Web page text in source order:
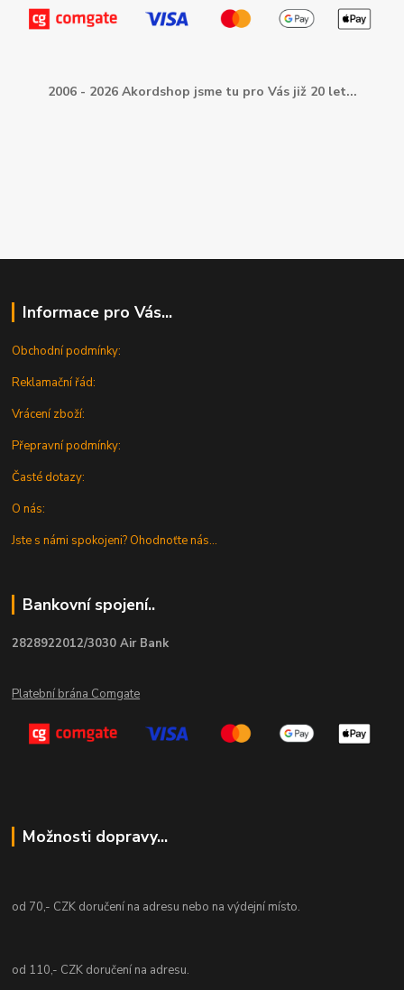
2006 - 2026 Akordshop jsme tu pro Vás již 20 let...
Informace pro Vás...
Obchodní podmínky:
Reklamační řád:
Vrácení zboží:
Přepravní podmínky:
Časté dotazy:
O nás:
Jste s námi spokojeni? Ohodnoťte nás...
Bankovní spojení..
2828922012/3030 Air Bank
Platební brána Comgate
Možnosti dopravy...
od 70,- CZK doručení na adresu nebo na výdejní místo.
od 110,- CZK doručení na adresu.